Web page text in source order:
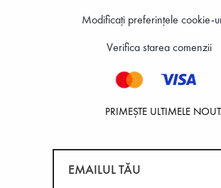
Modificați preferințele cookie-
Verifica starea comenzii
PRIMEȘTE ULTIMELE